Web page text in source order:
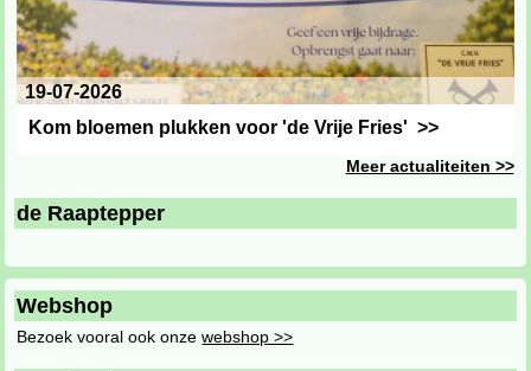
19-07-2026
Kom bloemen plukken voor 'de Vrije Fries'>>
Meer actualiteiten >>
de Raaptepper
Webshop
Bezoek vooral ook onzewebshop >>